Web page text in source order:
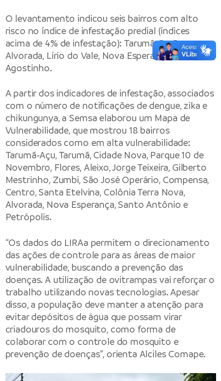
O levantamento indicou seis bairros com alto
risco no índice de infestação predial (índices
acima de 4% de infestação): Tarumã, Da Paz,
Alvorada, Lírio do Vale, Nova Esperança e Santo
Agostinho.
A partir dos indicadores de infestação, associados
com o número de notificações de dengue, zika e
chikungunya, a Semsa elaborou um Mapa de
Vulnerabilidade, que mostrou 18 bairros
considerados como em alta vulnerabilidade:
Tarumã-Açu, Tarumã, Cidade Nova, Parque 10 de
Novembro, Flores, Aleixo, Jorge Teixeira, Gilberto
Mestrinho, Zumbi, São José Operário, Compensa,
Centro, Santa Etelvina, Colônia Terra Nova,
Alvorada, Nova Esperança, Santo Antônio e
Petrópolis.
“Os dados do LIRAa permitem o direcionamento
das ações de controle para as áreas de maior
vulnerabilidade, buscando a prevenção das
doenças. A utilização de ovitrampas vai reforçar o
trabalho utilizando novas tecnologias. Apesar
disso, a população deve manter a atenção para
evitar depósitos de água que possam virar
criadouros do mosquito, como forma de
colaborar com o controle do mosquito e
prevenção de doenças”, orienta Alciles Comape.